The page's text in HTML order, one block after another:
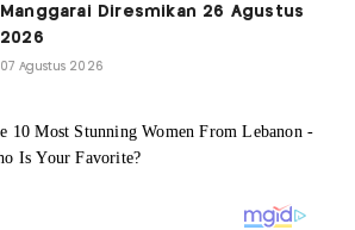
Manggarai Diresmikan 26 Agustus
2026
07 Agustus 2026